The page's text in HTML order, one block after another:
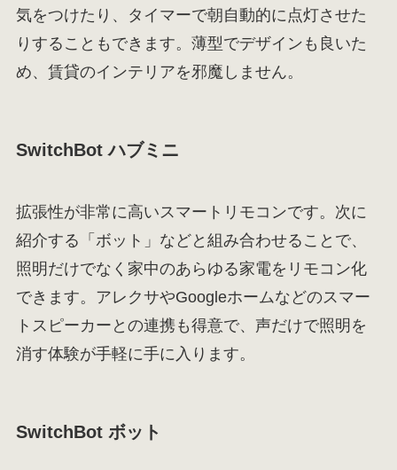
気をつけたり、タイマーで朝自動的に点灯させた
りすることもできます。薄型でデザインも良いた
め、賃貸のインテリアを邪魔しません。
SwitchBot ハブミニ
拡張性が非常に高いスマートリモコンです。次に
紹介する「ボット」などと組み合わせることで、
照明だけでなく家中のあらゆる家電をリモコン化
できます。アレクサやGoogleホームなどのスマー
トスピーカーとの連携も得意で、声だけで照明を
消す体験が手軽に手に入ります。
SwitchBot ボット